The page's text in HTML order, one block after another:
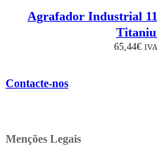
Agrafador Industrial
65,44€
Contacte-nos
Menções Legais